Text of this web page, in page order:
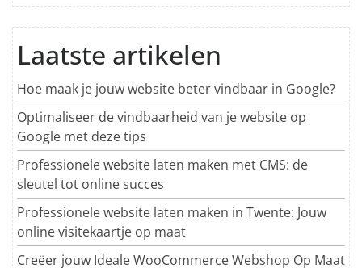
Laatste artikelen
Hoe maak je jouw website beter vindbaar in Google?
Optimaliseer de vindbaarheid van je website op
Google met deze tips
Professionele website laten maken met CMS: de
sleutel tot online succes
Professionele website laten maken in Twente: Jouw
online visitekaartje op maat
Creëer jouw Ideale WooCommerce Webshop Op Maat